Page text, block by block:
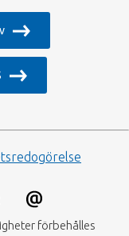
förbehålles